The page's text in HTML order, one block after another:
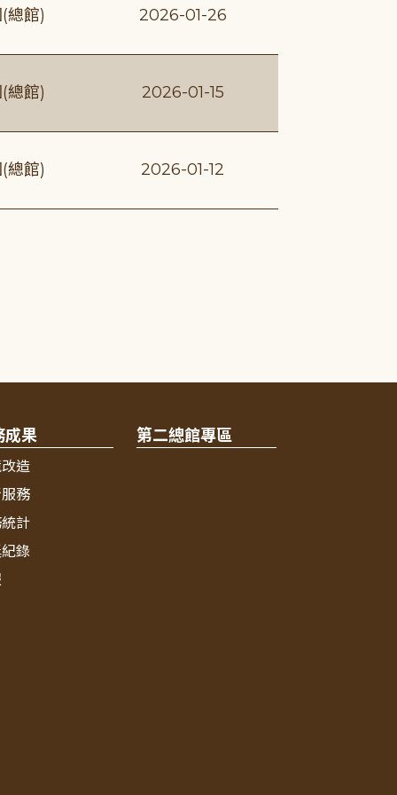
總館) 2026-01-26
總館) 2026-01-15
總館) 2026-01-12
成果
造
務
計
錄
第二總館專區